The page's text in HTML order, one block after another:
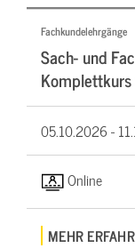
Fachkundelehrgänge
Sach- und
Komplettkurs
05.10.2026 -
Online
MEHR